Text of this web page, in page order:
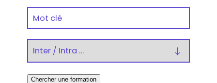
Recherche
Distanciel
Chercher une formation